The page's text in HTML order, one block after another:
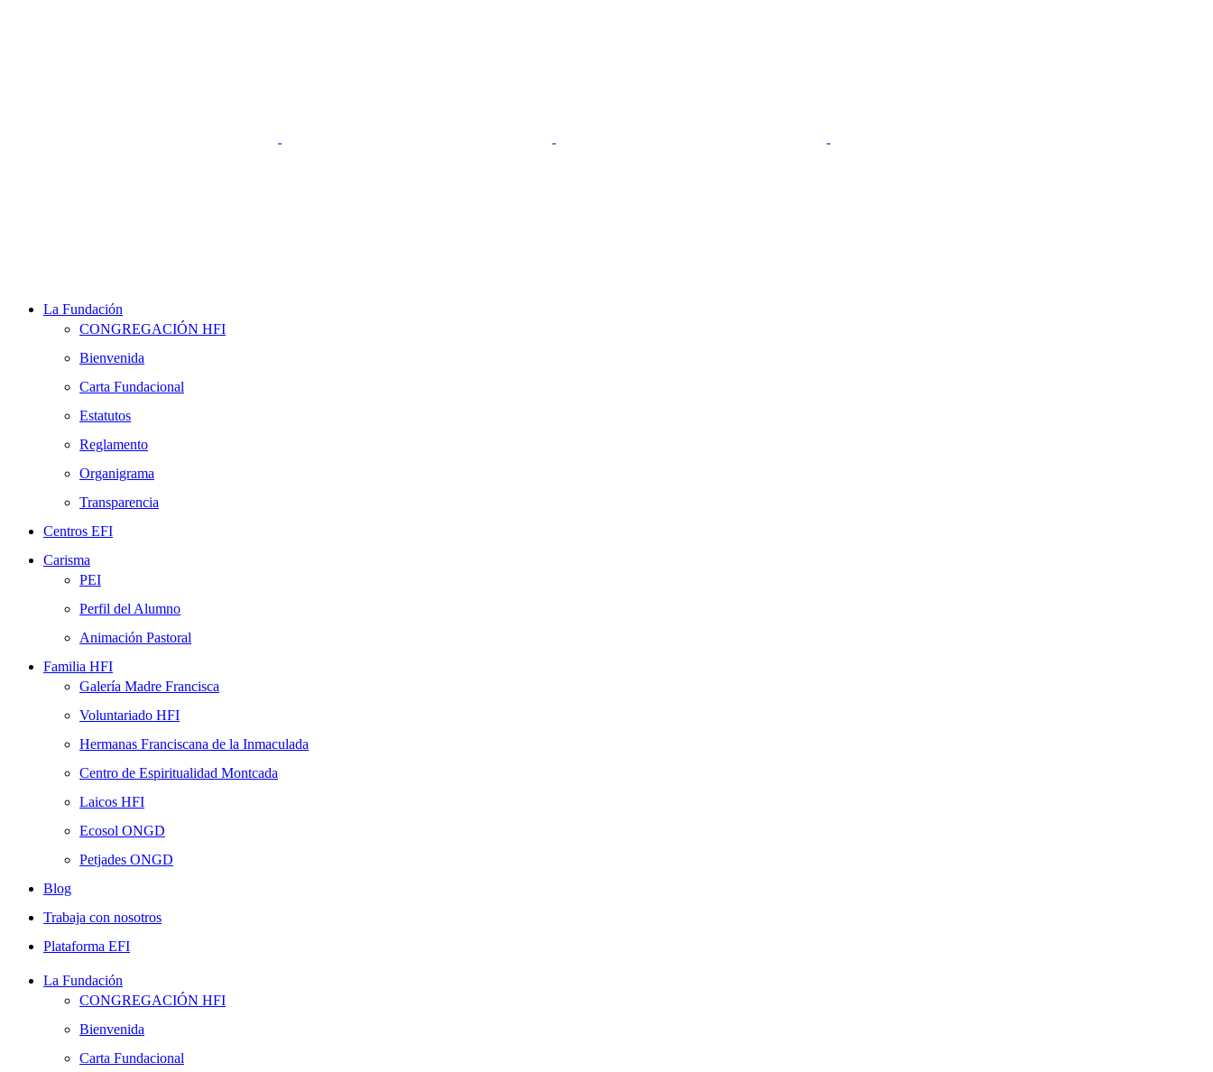
La Fundación
CONGREGACIÓN HFI
Bienvenida
Carta Fundacional
Estatutos
Reglamento
Organigrama
Transparencia
Centros EFI
Carisma
PEI
Perfil del Alumno
Animación Pastoral
Familia HFI
Galería Madre Francisca
Voluntariado HFI
Hermanas Franciscana de la Inmaculada
Centro de Espiritualidad Montcada
Laicos HFI
Ecosol ONGD
Petjades ONGD
Blog
Trabaja con nosotros
Plataforma EFI
La Fundación
CONGREGACIÓN HFI
Bienvenida
Carta Fundacional